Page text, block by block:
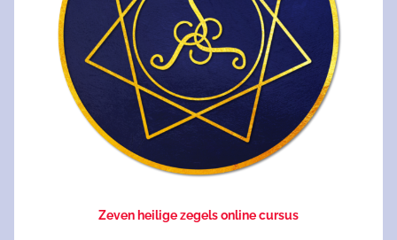
Zeven heilige zegels online cursus